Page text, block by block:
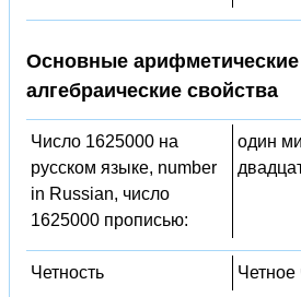
Основные арифметические
алгебраические свойства
Число 1625000 на
русском языке, number
in Russian, число
1625000 прописью:
один
Четность Четное